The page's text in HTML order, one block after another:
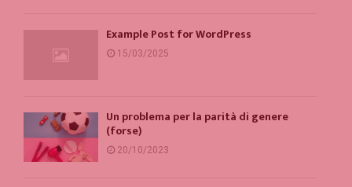
Example Post for WordPress
15/03/2025
Un problema per la parità di genere
(forse)
20/10/2023